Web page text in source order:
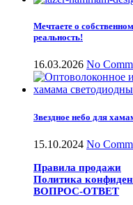
Мечтаете о
реальность!
16.03.2026 No
Звездное небо для
15.10.2024 No
Правила продажи
Политика
ВОПРОС-ОТВЕТ